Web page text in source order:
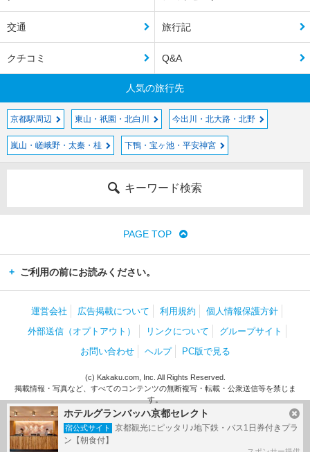
ホテルグランバッハ京都セレクト
宿公式サイト
京都観光にピッタリ♪地下鉄・バス1日券付きプラ
ン【朝食付】
交通 旅行記
クチコミ Q&A
人気の旅行先
京都駅周辺 東山・祇園・北白川 今出川・北大路・北野
嵐山・嵯峨野・太秦・桂 下鴨・宝ヶ池・平安神宮
キーワード検索
PAGE TOP
ご利用の前にお読みください。
運営会社 広告掲載について 利用規約
個人情報保護方針
外部送信（オプトアウト）
リンクについて
グループサイト
お問い合わせ
ヘルプ PC版で見る
(c) Kakaku.com, Inc. All Rights Reserved.
掲載情報・写真など、すべてのコンテンツの無断複写・転載・公衆送信等を禁じま
す。